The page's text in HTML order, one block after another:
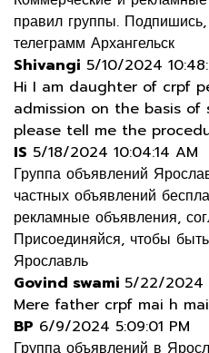
правил группы.
телеграмм Архангельск
Shivangi 5/10/2024
Hi I am daughter of crpf
admission on the basis of
please tell me the
IS 5/18/2024 10:04:14 AM
Группа объявлений
частных объявлений
рекламные объявления,
Присоединяйся, чтобы
Ярославль
Govind swami 5/22/2024
Mere father crpf mai h
BP 6/9/2024 5:09:01 PM
Группа объявлений в